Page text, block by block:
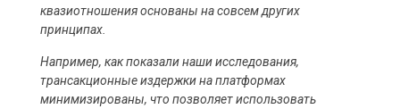
квазиотношения основаны на совсем других
принципах.
Например, как показали наши исследования,
трансакционные издержки на платформах
минимизированы, что позволяет использовать